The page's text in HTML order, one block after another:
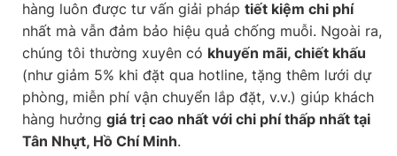
hàng luôn được tư vấn giải pháp tiết kiệm chi phí
nhất mà vẫn đảm bảo hiệu quả chống muỗi. Ngoài ra,
chúng tôi thường xuyên có khuyến mãi, chiết khấu
(như giảm 5% khi đặt qua hotline, tặng thêm lưới dự
phòng, miễn phí vận chuyển lắp đặt, v.v.) giúp khách
hàng hưởng giá trị cao nhất với chi phí thấp nhất tại
Tân Nhựt, Hồ Chí Minh.